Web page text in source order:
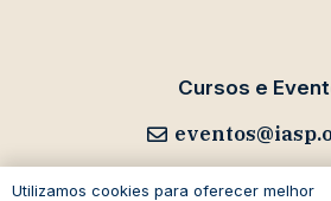
Cursos e
11 94047-
Utilizamos cookies para oferecer melhor